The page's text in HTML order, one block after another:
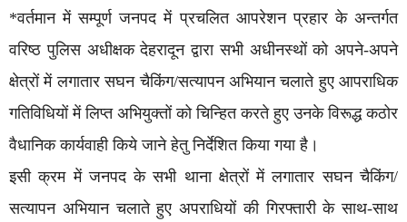
*वर्तमान में सम्पूर्ण जनपद में प्रचलित आपरेशन प्रहार के अन्तर्गत
वरिष्ठ पुलिस अधीक्षक देहरादून द्वारा सभी अधीनस्थों को अपने-अपने
क्षेत्रों में लगातार सघन चैकिंग/सत्यापन अभियान चलाते हुए आपराधिक
गतिविधियों में लिप्त अभियुक्तों को चिन्हित करते हुए उनके विरूद्ध कठोर
वैधानिक कार्यवाही किये जाने हेतु निर्देशित किया गया है।
इसी क्रम में जनपद के सभी थाना क्षेत्रों में लगातार सघन चैकिंग/
सत्यापन अभियान चलाते हुए अपराधियों की गिरफ्तारी के साथ-साथ